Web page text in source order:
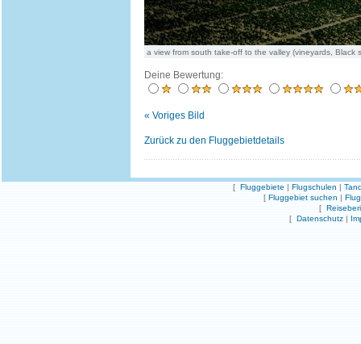
a view from south take-off to the valley (vineyards, Black
Deine Bewertung:
« Voriges Bild
Zurück zu den Fluggebietdetails
[ Fluggebiete | Flugschulen |
[ Fluggebiet suchen |
[
[ Datenschutz |